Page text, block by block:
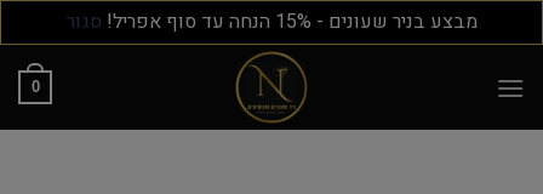
מבצע בניר שעונים - 15% הנחה עד סוף אפריל! סגור
0